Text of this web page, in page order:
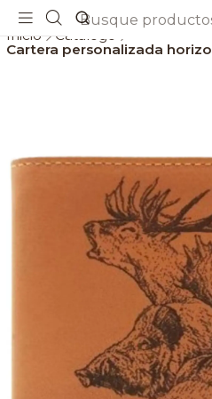
Inicio
Catálogo
Cartera personalizada